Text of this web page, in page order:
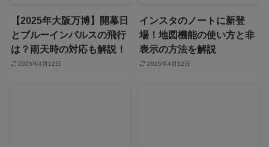
【2025年大阪万博】開幕日
とブルーインパルスの飛行
は？雨天時の対応も解説！
2025年4月12日
インスタのノートに新登
場！地図機能の使い方と非
表示の方法を解説
2025年4月12日